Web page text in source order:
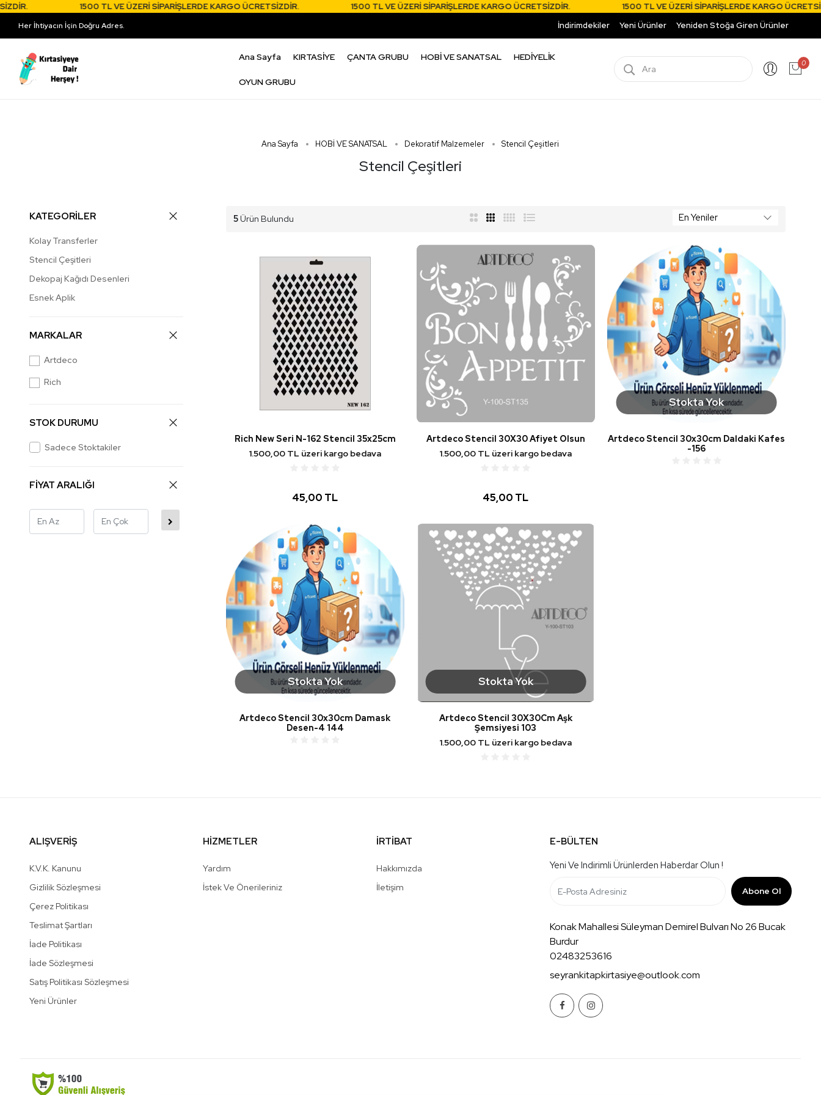
1500 TL VE ÜZERİ SİPARİŞLERDE KARGO ÜCRETSİZDİR. 1500 TL VE ÜZERİ SİPARİŞLERDE KARGO ÜCRETSİZDİR. 1500 TL VE ÜZERİ SİPARİŞLERDE KARGO
Her İhtiyacın İçin Doğru Adres. İndirimdekiler Yeni Ürünler Yeniden Stoğa Giren Ürünler
Ana Sayfa KIRTASİYE ÇANTA GRUBU HOBİ VE SANATSAL HEDİYELİK
OYUN GRUBU
0
Ana Sayfa HOBİ VE SANATSAL Dekoratif Malzemeler Stencil Çeşitleri
Stencil Çeşitleri
KATEGORİLER
Kolay Transferler
Stencil Çeşitleri
Dekopaj Kağıdı Desenleri
Esnek Aplik
MARKALAR
Artdeco
Rich
STOK DURUMU
Sadece Stoktakiler
FİYAT ARALIĞI
5Ürün Bulundu
Rich New Seri N-162 Stencil 35x25cm
1.500,00 TL üzeri kargo bedava
45,00 TL
Artdeco Stencil 30X30 Afiyet Olsun
1.500,00 TL üzeri kargo bedava
45,00 TL
Stokta Yok
Artdeco Stencil 30x30cm Daldaki Kafes
-156
Stokta Yok
Artdeco Stencil 30x30cm Damask
Desen-4 144
Stokta Yok
Artdeco Stencil 30X30Cm Aşk
Şemsiyesi 103
1.500,00 TL üzeri kargo bedava
ALIŞVERİŞ
K.V.K. Kanunu
Gizlilik Sözleşmesi
Çerez Politikası
Teslimat Şartları
İade Politikası
İade Sözleşmesi
Satış Politikası Sözleşmesi
Yeni Ürünler
HİZMETLER
Yardım
İstek Ve Önerileriniz
İRTİBAT
Hakkımızda
İletişim
E-BÜLTEN
Yeni Ve Indirimli Ürünlerden Haberdar Olun !
Abone Ol
Konak Mahallesi Süleyman Demirel Bulvarı No 26 Bucak
Burdur
02483253616
seyrankitapkirtasiye@outlook.com